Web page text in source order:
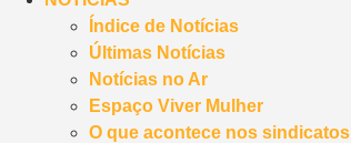
Índice de Notícias
Últimas Notícias
Notícias no Ar
Espaço Viver Mulher
O que acontece nos sindicatos